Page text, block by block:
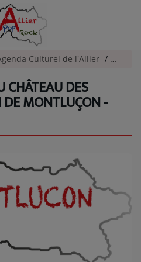
Culturel de l'Allier Visites
CHÂTEAU DES
MONTLUÇON -